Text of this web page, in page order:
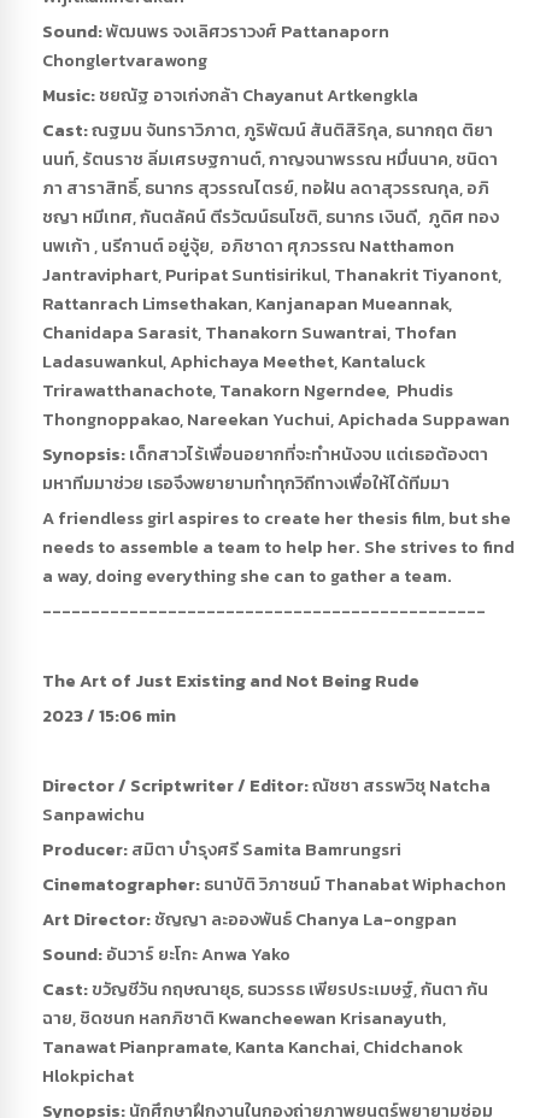
Sound:พัฒนพร จงเลิศวราวงศ์ Pattanaporn
Chonglertvarawong
Music:ชยณัฐ อาจเก่งกล้า Chayanut Artkengkla
Cast:ณฐมน จันทราวิภาต, ภูริพัฒน์ สันติสิริกุล, ธนากฤต ติยา
นนท์, รัตนราช ลิ่มเศรษฐกานต์, กาญจนาพรรณ หมื่นนาค, ชนิดา
ภา สาราสิทธิ์, ธนากร สุวรรณไตรย์, ทอฝัน ลดาสุวรรณกุล, อภิ
ชญา หมีเทศ, กันตลัคน์ ตีรวัฒน์ธนโชติ, ธนากร เงินดี, ภูดิศ ทอง
นพเก้า , นรีกานต์ อยู่จุ้ย, อภิชาดา ศุภวรรณ Natthamon
Jantraviphart, Puripat Suntisirikul, Thanakrit Tiyanont,
Rattanrach Limsethakan, Kanjanapan Mueannak,
Chanidapa Sarasit, Thanakorn Suwantrai, Thofan
Ladasuwankul, Aphichaya Meethet, Kantaluck
Trirawatthanachote, Tanakorn Ngerndee, Phudis
Thongnoppakao, Nareekan Yuchui, Apichada Suppawan
Synopsis:เด็กสาวไร้เพื่อนอยากที่จะทำหนังจบ แต่เธอต้องตา
มหาทีมมาช่วย เธอจึงพยายามทำทุกวิถีทางเพื่อให้ได้ทีมมา
A friendless girl aspires to create her thesis film, but she
needs to assemble a team to help her. She strives to find
a way, doing everything she can to gather a team.
----------------------------------------------
The Art of Just Existing and Not Being Rude
2023 / 15:06 min
Director / Scriptwriter / Editor:ณัชชา สรรพวิชุ Natcha
Sanpawichu
Producer:สมิตา บำรุงศรี Samita Bamrungsri
Cinematographer:ธนาบัติ วิภาชนม์ Thanabat Wiphachon
Art Director:ชัญญา ละอองพันธ์ Chanya La-ongpan
Sound:อันวาร์ ยะโกะ Anwa Yako
Cast:ขวัญชีวัน กฤษณายุธ, ธนวรรธ เพียรประเมษฐ์, กันตา กัน
ฉาย, ชิดชนก หลกภิชาติ Kwancheewan Krisanayuth,
Tanawat Pianpramate, Kanta Kanchai, Chidchanok
Hlokpichat
Synopsis:นักศึกษาฝึกงานในกองถ่ายภาพยนตร์พยายามซ่อม